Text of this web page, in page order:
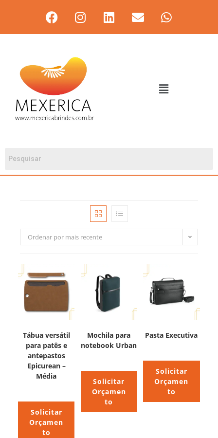
Ordenar por mais recente
Tábua versátil
para patês e
antepastos
Epicurean –
Média
Solicitar
Orçamen
to
Mochila para
notebook Urban
Solicitar
Orçamen
to
Pasta Executiva
Solicitar
Orçamen
to